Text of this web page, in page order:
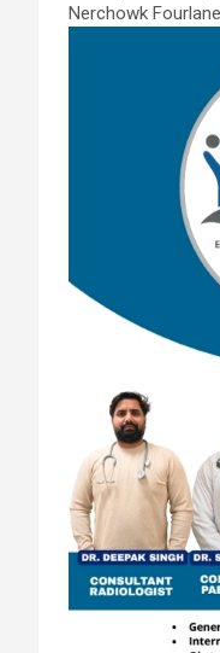
Nerchowk Fourlane